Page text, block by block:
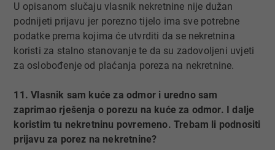
U opisanom slučaju vlasnik nekretnine nije dužan
podnijeti prijavu jer porezno tijelo ima sve potrebne
podatke prema kojima će utvrditi da se nekretnina
koristi za stalno stanovanje te da su zadovoljeni uvjeti
za oslobođenje od plaćanja poreza na nekretnine.
11. Vlasnik sam kuće za odmor i uredno sam
zaprimao rješenja o porezu na kuće za odmor. I dalje
koristim tu nekretninu povremeno. Trebam li podnositi
prijavu za porez na nekretnine?